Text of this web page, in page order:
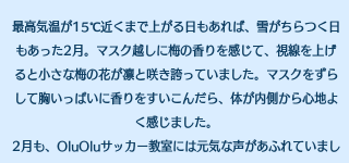
最高気温が15℃近くまで上がる日もあれば、雪がちらつく日
もあった2月。マスク越しに梅の香りを感じて、視線を上げ
ると小さな梅の花が凛と咲き誇っていました。マスクをずら
して胸いっぱいに香りをすいこんだら、体が内側から心地よ
く感じました。
2月も、OluOluサッカー教室には元気な声があふれていまし